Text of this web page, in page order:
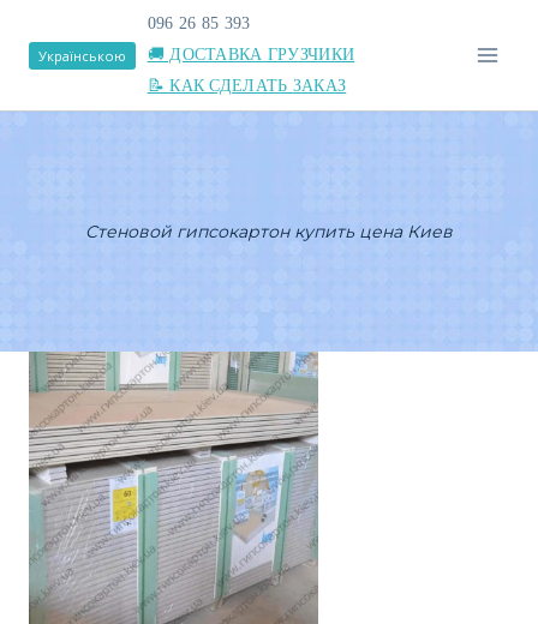
Українською
096 26 85 393
🚚 ДОСТАВКА ГРУЗЧИКИ
📝 КАК СДЕЛАТЬ ЗАКАЗ
Cтеновой гипсокартон купить цена Киев